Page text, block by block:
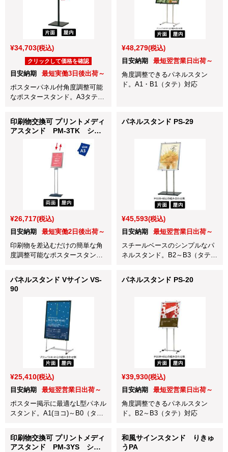
¥34,703(税込)
クリックして価格を確認
目安納期
最短実働3日後出荷～
ポスターパネル付角度調整可能
なポスタースタンド。A3タテ・
¥48,279(税込)
目安納期
最短翌営業日出荷～
角度調整できるパネルスタン
ド。A1・B1（タテ）対応
印刷物交換可 プリントメディ
アスタンド PM-3TK シル
¥26,717(税込)
目安納期
最短実働2日後出荷～
印刷物を差込むだけの簡単な角
度調整可能なポスタースタン
パネルスタンド PS-29
¥45,593(税込)
目安納期
最短翌営業日出荷～
スチールベースのシンプルなパ
ネルスタンド。B2～B3（タテ）
パネルスタンド Vサイン VS-
90
¥25,410(税込)
目安納期
最短翌営業日出荷～
ポスター掲示に最適なL型パネル
スタンド。A1(ヨコ)～B0（タ
パネルスタンド PS-20
¥39,930(税込)
目安納期
最短翌営業日出荷～
角度調整できるパネルスタン
ド。B2～B3（タテ）対応
印刷物交換可 プリントメディ
アスタンド PM-3YS シル
和風サインスタンド りきゅ
うPA